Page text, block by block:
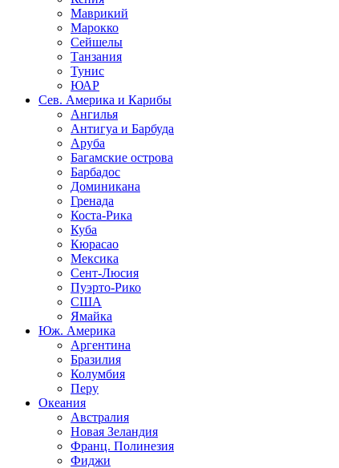
Маврикий
Марокко
Сейшелы
Танзания
Тунис
ЮАР
Сев. Америка и Карибы
Ангилья
Антигуа и Барбуда
Аруба
Багамские острова
Барбадос
Доминикана
Гренада
Коста-Рика
Куба
Кюрасао
Мексика
Сент-Люсия
Пуэрто-Рико
США
Ямайка
Юж. Америка
Аргентина
Бразилия
Колумбия
Перу
Океания
Австралия
Новая Зеландия
Франц. Полинезия
Фиджи